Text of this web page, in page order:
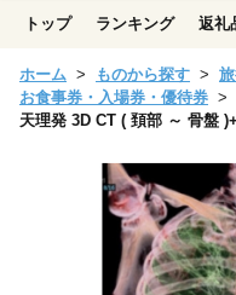
トップ ランキング 返礼
ホーム ものから探す
お食事券・入場券・優待券
天理発 3D CT ( 頚部 ～ 骨盤